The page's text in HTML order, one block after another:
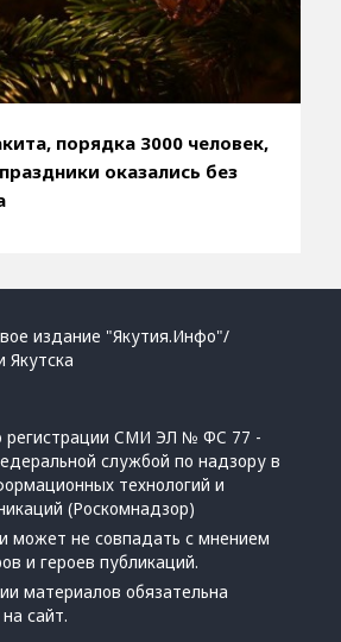
порядка 3000 человек,
оказались без
издание "Якутия.Инфо"/
Якутска
регистрации СМИ ЭЛ № ФС 77 -
службой по надзору в
технологий и
(Роскомнадзор)
может не совпадать с мнением
и героев публикаций.
материалов обязательна
сайт.